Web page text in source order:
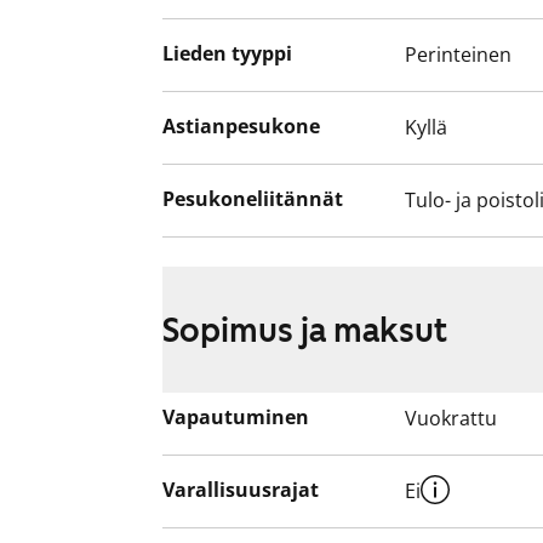
Lieden tyyppi Perinteinen
Astianpesukone Kyllä
Pesukoneliitännät Tulo- ja
Sopimus ja maksut
Vapautuminen Vuokrattu
Varallisuusrajat Ei